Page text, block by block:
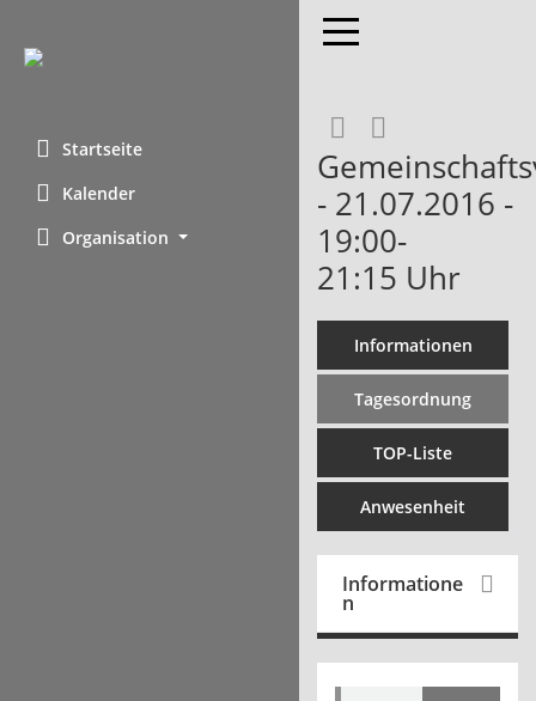
Startseite
Kalender
Organisation
Toggle navigation
- 21.07.2016 -
19:00-
21:15 Uhr
Informationen
Tagesordnung
TOP-Liste
Anwesenheit
Informatione
n